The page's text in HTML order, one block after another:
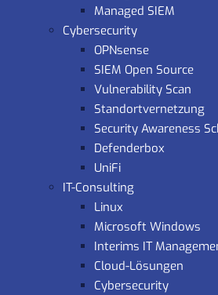
Managed SIEM
Cybersecurity
OPNsense
SIEM Open Source
Vulnerability Scan
Standortvernetzung
Security Awareness
Defenderbox
UniFi
IT-Consulting
Linux
Microsoft Windows
Interims IT
Cloud-Lösungen
Cybersecurity